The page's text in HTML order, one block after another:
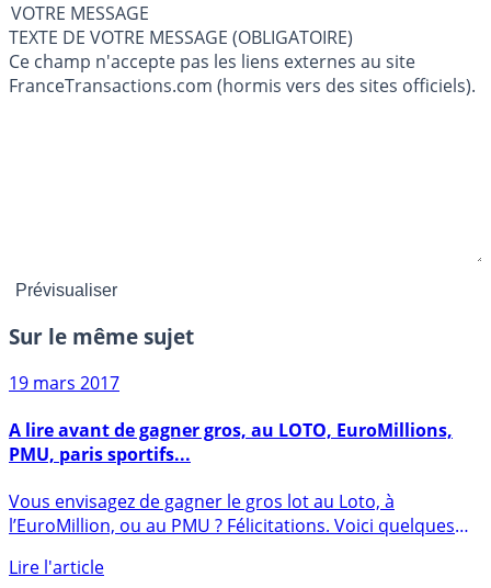
VOTRE MESSAGE
TEXTE DE VOTRE MESSAGE (OBLIGATOIRE)
Ce champ n'accepte pas les liens externes au site
FranceTransactions.com (hormis vers des sites officiels).
Sur le même sujet
19 mars 2017
PMU, paris sportifs...
l’EuroMillion, ou au PMU ? Félicitations. Voici quelques